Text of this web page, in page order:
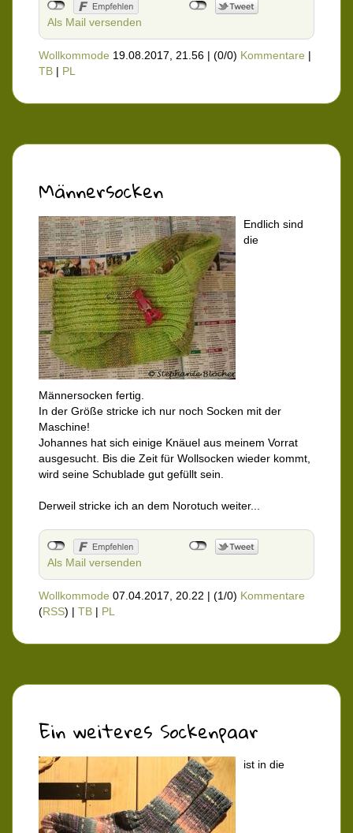
Als Mail versenden
Wollkommode 19.08.2017, 21.56 | (0/0) Kommentare |
TB | PL
Männersocken
Endlich sind
die
Männersocken fertig.
In der Größe stricke ich nur noch Socken mit der
Maschine!
Johannes hat sich einige Knäuel aus meinem Vorrat
ausgesucht. Bis die Zeit für Wollsocken wieder kommt,
wird seine Schublade gut gefüllt sein.
Derweil stricke ich an dem Norotuch weiter...
Als Mail versenden
Wollkommode 07.04.2017, 20.22 | (1/0) Kommentare
(RSS) | TB | PL
Ein weiteres Sockenpaar
ist in die